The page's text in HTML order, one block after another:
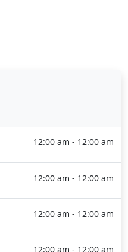
12:00 am - 12:00 am
12:00 am - 12:00 am
12:00 am - 12:00 am
12:00 am - 12:00 am